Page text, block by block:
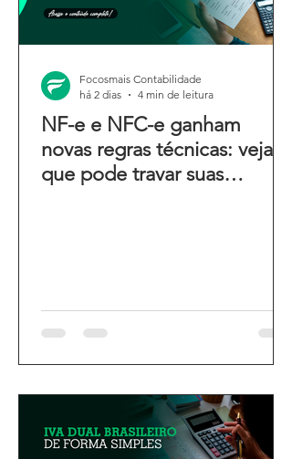
NF-e e NFC-e ganham
novas regras técnicas: veja o
que pode travar suas
Focosmais Contabilidade
há 2 dias
4 min de leitura